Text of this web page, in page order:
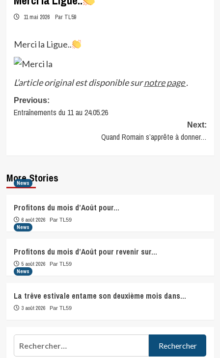
11 mai 2026 Par TL59
Merci la Ligue..
L’article original est disponible surnotre page.
Post
navigation
Previous:
Entraînements du 11 au 24.05.26
Next:
Quand Romain s’apprête à donner…
More Stories
News
Profitons du mois d’Août pour…
6 août 2026 Par TL59
News
Profitons du mois d’Août pour revenir sur…
5 août 2026 Par TL59
News
La trêve estivale entame son deuxième mois dans…
3 août 2026 Par TL59